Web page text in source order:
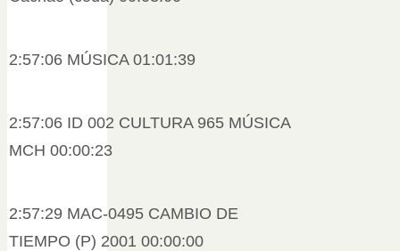
2:57:06 MÚSICA 01:01:39
2:57:06 ID 002 CULTURA 965 MÚSICA
MCH 00:00:23
2:57:29 MAC-0495 CAMBIO DE
TIEMPO (P) 2001 00:00:00